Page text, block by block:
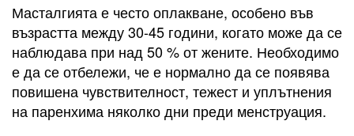
Масталгията е често оплакване, особено във
възрастта между 30-45 години, когато може да се
наблюдава при над 50 % от жените. Необходимо
е да се отбележи, че е нормално да се появява
повишена чувствителност, тежест и уплътнения
на паренхима няколко дни преди менструация.